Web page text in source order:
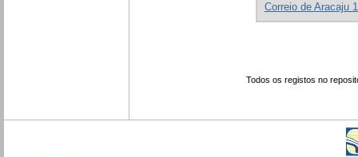
Correio de Aracaju
Todos os registos no